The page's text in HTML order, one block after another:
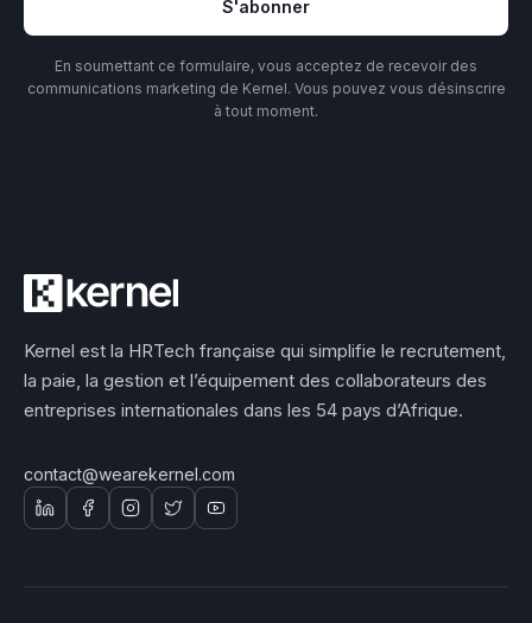
S'abonner
En soumettant ce formulaire, vous acceptez de recevoir des
communications marketing de Kernel. Vous pouvez vous désinscrire
à tout moment.
Kernel est la HRTech française qui simplifie le recrutement,
la paie, la gestion et l’équipement des collaborateurs des
entreprises internationales dans les 54 pays d’Afrique.
contact@wearekernel.com